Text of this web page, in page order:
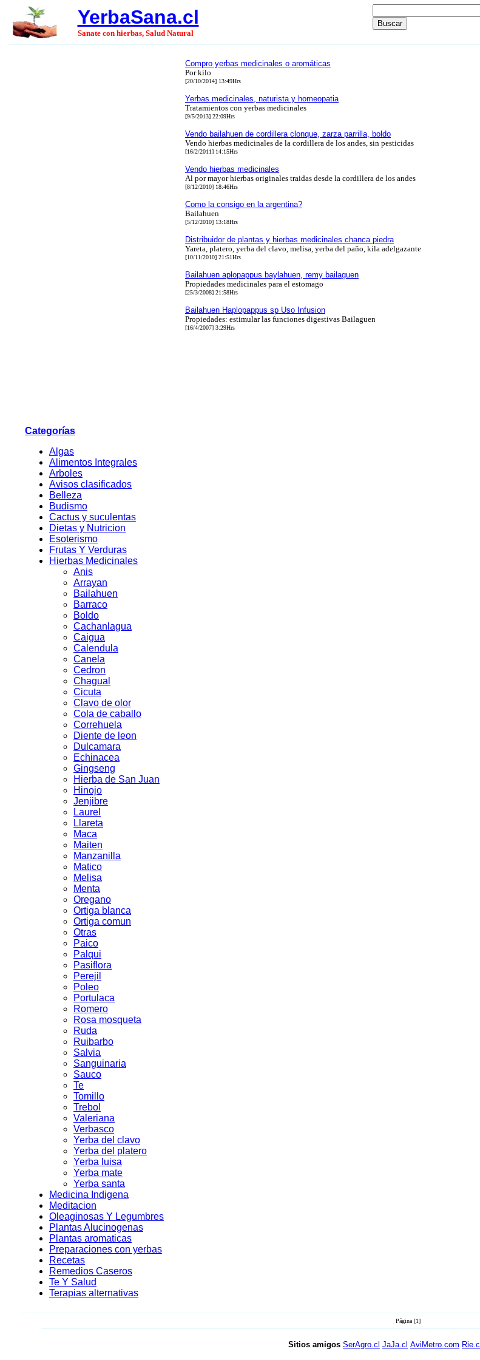
YerbaSana.cl
Sanate con hierbas, Salud Natural
Categorías
Algas
Alimentos Integrales
Arboles
Avisos clasificados
Belleza
Budismo
Cactus y suculentas
Dietas y Nutricion
Esoterismo
Frutas Y Verduras
Hierbas Medicinales
Anis
Arrayan
Bailahuen
Barraco
Boldo
Cachanlagua
Caigua
Calendula
Canela
Cedron
Chagual
Cicuta
Clavo de olor
Cola de caballo
Correhuela
Diente de leon
Dulcamara
Echinacea
Gingseng
Hierba de San Juan
Hinojo
Jenjibre
Laurel
Llareta
Maca
Maiten
Manzanilla
Matico
Melisa
Menta
Oregano
Ortiga blanca
Ortiga comun
Otras
Paico
Palqui
Pasiflora
Perejil
Poleo
Portulaca
Romero
Rosa mosqueta
Ruda
Ruibarbo
Salvia
Sanguinaria
Sauco
Te
Tomillo
Trebol
Valeriana
Verbasco
Yerba del clavo
Yerba del platero
Yerba luisa
Yerba mate
Yerba santa
Medicina Indigena
Meditacion
Oleaginosas Y Legumbres
Plantas Alucinogenas
Plantas aromaticas
Preparaciones con yerbas
Recetas
Remedios Caseros
Te Y Salud
Terapias alternativas
Compro yerbas medicinales o aromáticas
Por kilo
[20/10/2014] 13:49Hrs
Yerbas medicinales, naturista y homeopatia
Tratamientos con yerbas medicinales
[9/5/2013] 22:09Hrs
Vendo bailahuen de cordillera clonque, zarza parrilla, boldo
Vendo hierbas medicinales de la cordillera de los andes, sin pesticidas
[16/2/2011] 14:15Hrs
Vendo hierbas medicinales
Al por mayor hierbas originales traidas desde la cordillera de los andes
[8/12/2010] 18:46Hrs
Como la consigo en la argentina?
Bailahuen
[5/12/2010] 13:18Hrs
Distribuidor de plantas y hierbas medicinales chanca piedra
Yareta, platero, yerba del clavo, melisa, yerba del paño, kila adelgazante
[10/11/2010] 21:51Hrs
Bailahuen aplopappus baylahuen, remy bailaguen
Propiedades medicinales para el estomago
[25/3/2008] 21:58Hrs
Bailahuen Haplopappus sp Uso Infusion
Propiedades: estimular las funciones digestivas Bailaguen
[16/4/2007] 3:29Hrs
Página [1]
Sitios amigos SerAgro.cl JaJa.cl AviMetro.com Rie.cl